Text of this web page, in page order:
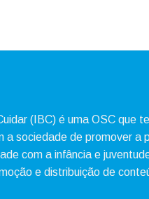
(IBC) é uma OSC que
a sociedade de promover a
com a infância e
e distribuição de